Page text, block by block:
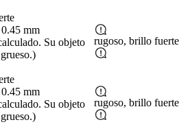
0.45 mm
Su objeto
rugoso, brillo fuerte
0.45 mm
Su objeto
rugoso, brillo fuerte